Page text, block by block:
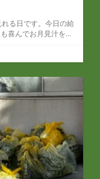
る日です。今日の給
喜んでお月見汁を...